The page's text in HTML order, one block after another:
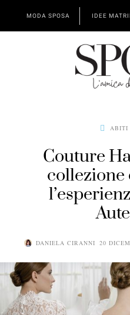
MODA SPOSA IDEE
ABITI
Couture
collezione
DANIELA CIRANNI 20